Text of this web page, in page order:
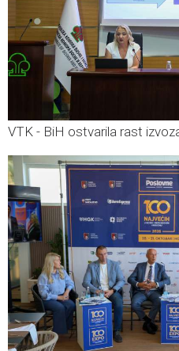
VTK - BiH ostvarila rast